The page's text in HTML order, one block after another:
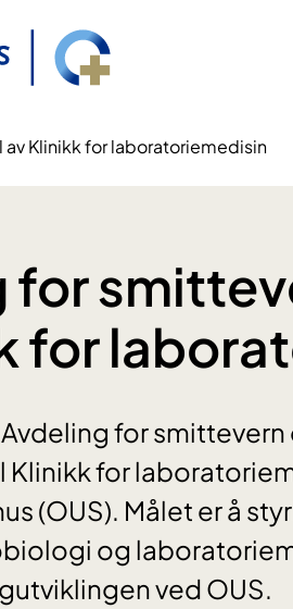
Klinikk for laboratoriemedisin
for
for
Avdeling for
Klinikk for
(OUS). Målet er å
og
ved OUS.